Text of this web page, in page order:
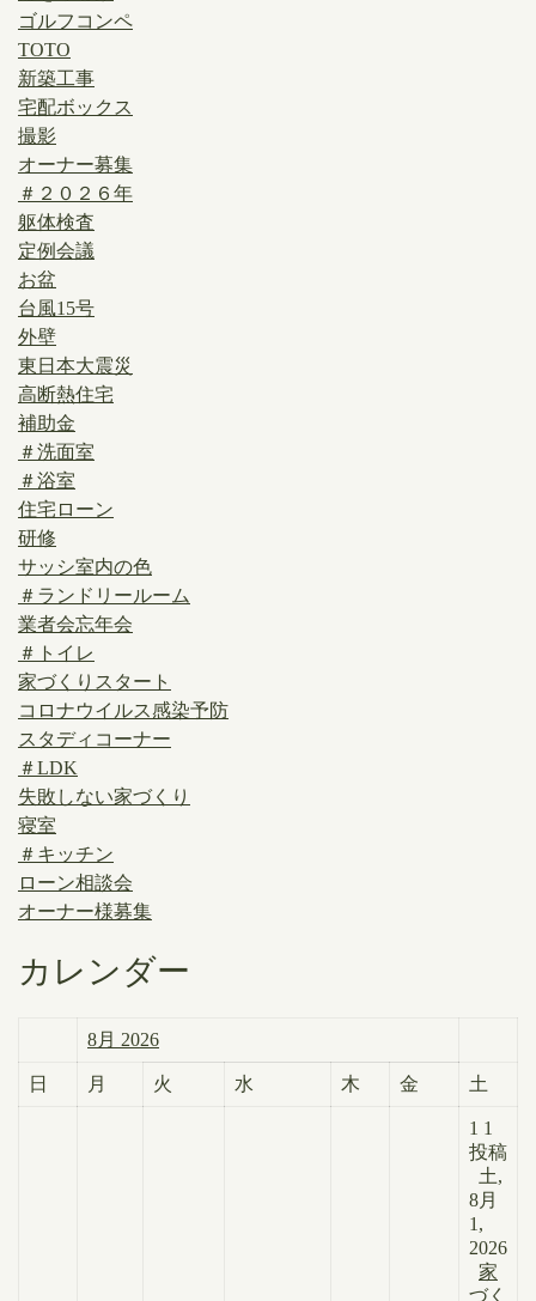
ゴルフコンペ
TOTO
新築工事
宅配ボックス
撮影
オーナー募集
＃２０２６年
躯体検査
定例会議
お盆
台風15号
外壁
東日本大震災
高断熱住宅
補助金
＃洗面室
＃浴室
住宅ローン
研修
サッシ室内の色
＃ランドリールーム
業者会忘年会
＃トイレ
家づくりスタート
コロナウイルス感染予防
スタディコーナー
＃LDK
失敗しない家づくり
寝室
＃キッチン
ローン相談会
オーナー様募集
カレンダー
8月 2026
日 月 火 水 木 金 土
1 1
投稿
土,
8月
1,
2026
家
づく